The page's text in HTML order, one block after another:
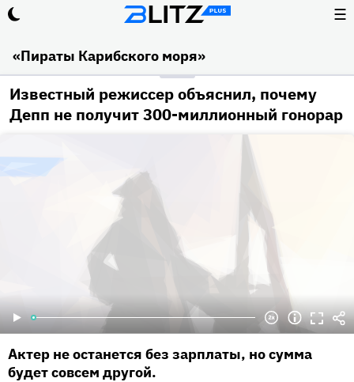
☰
«Пираты Карибского моря»
Известный режиссер объяснил, почему
Депп не получит 300-миллионный гонорар
Актер не останется без зарплаты, но сумма
будет совсем другой.